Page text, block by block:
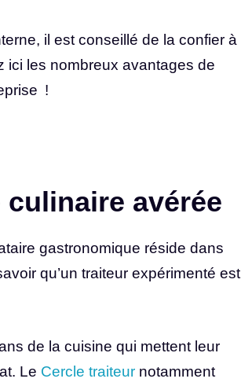
il est conseillé de la confier à
ici les nombreux avantages de
!
culinaire avérée
gastronomique réside dans
qu’un traiteur expérimenté est
de la cuisine qui mettent leur
Le Cercle traiteur notamment